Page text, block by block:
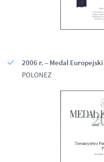
2006 r. – Medal Europejski
POLONEZ